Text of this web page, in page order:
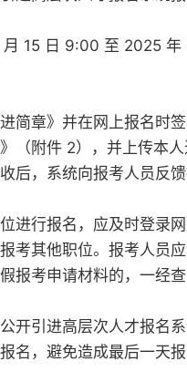
15 日 9:00 至 2025
简章》并在网上报名时
（附件 2），并上传本
后，系统向报考人员反
进行报名，应及时登录
考其他职位。报考人员
报考申请材料的，一经
开引进高层次人才报名
名，避免造成最后一天